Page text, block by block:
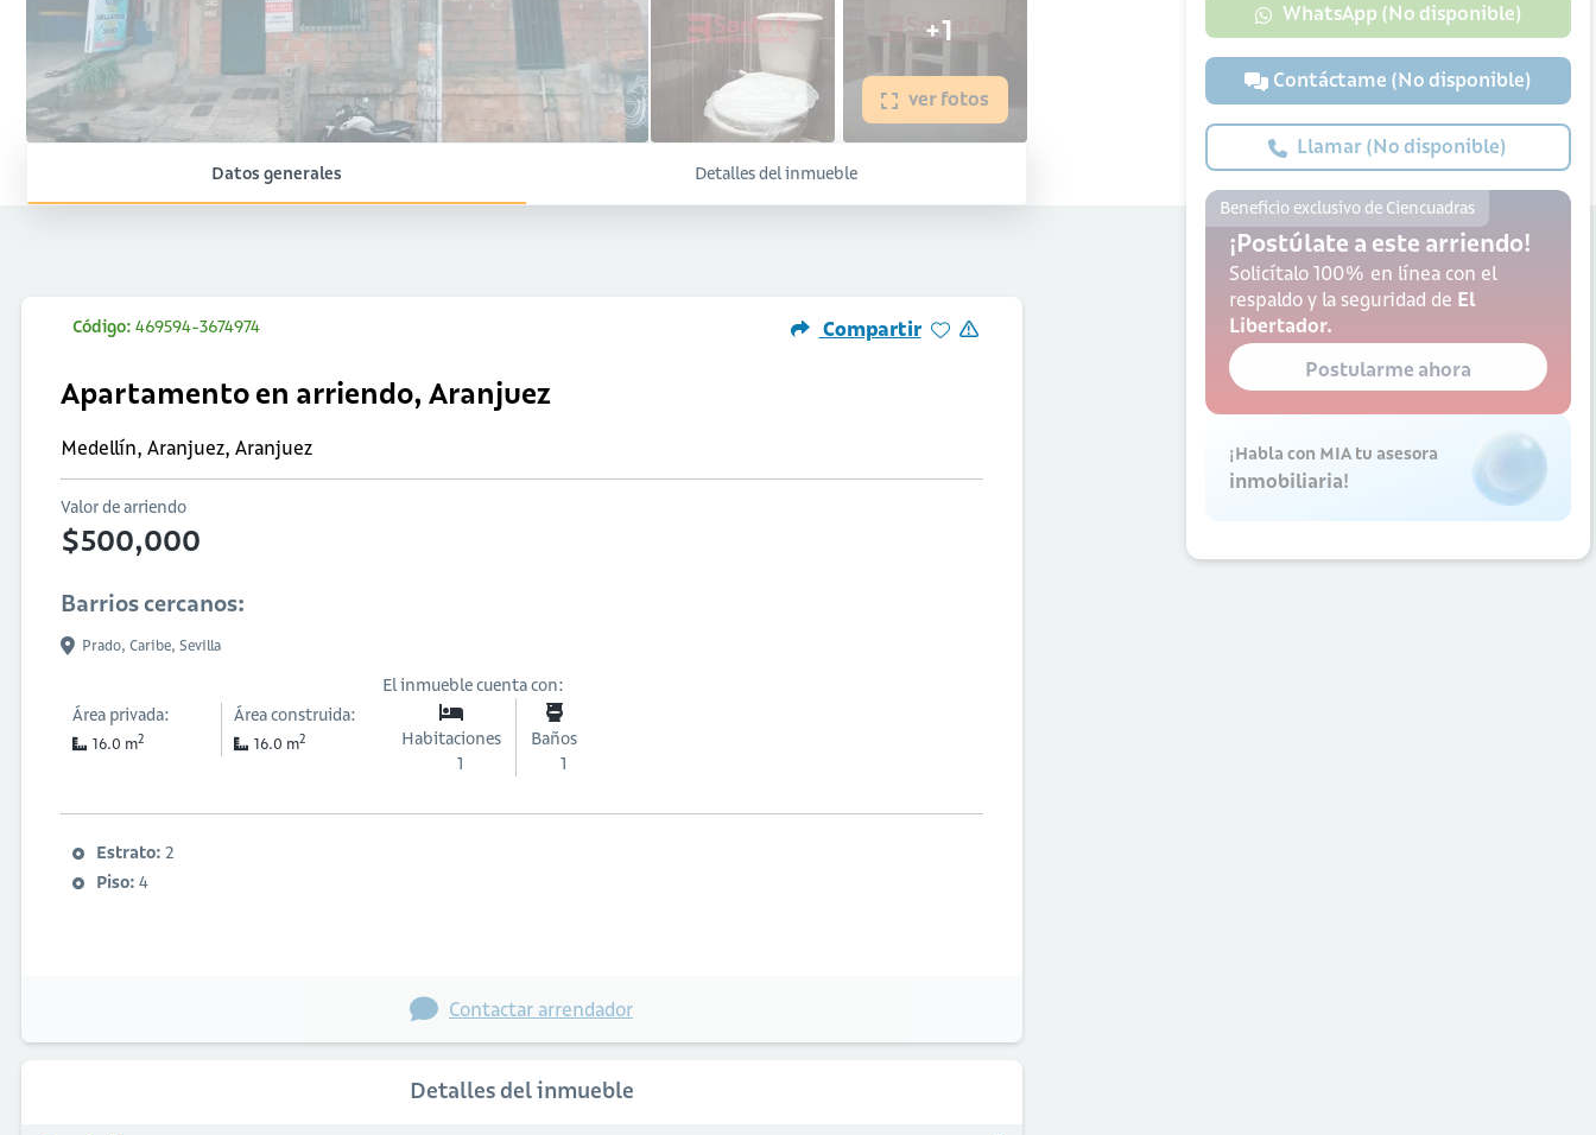
+1
ver fotos
WhatsApp (No disponible)
Contáctame (No disponible)
Llamar (No disponible)
Beneficio exclusivo de Ciencuadras
¡Postúlate a este arriendo!
Solicítalo 100% en línea con el
respaldo y la seguridad de El
Libertador.
Postularme ahora
¡Habla con MIA tu asesora
inmobiliaria!
Datos generales Detalles del inmueble
Código: 469594-3674974 Compartir
Apartamento en arriendo, Aranjuez
Medellín, Aranjuez, Aranjuez
Valor de arriendo
$500,000
Barrios cercanos:
Prado, Caribe, Sevilla
Área privada:
16.0 m2
Área construida:
16.0 m2
El inmueble cuenta con:
Habitaciones
1
Baños
1
Estrato: 2
Piso: 4
Contactar arrendador
Detalles del inmueble